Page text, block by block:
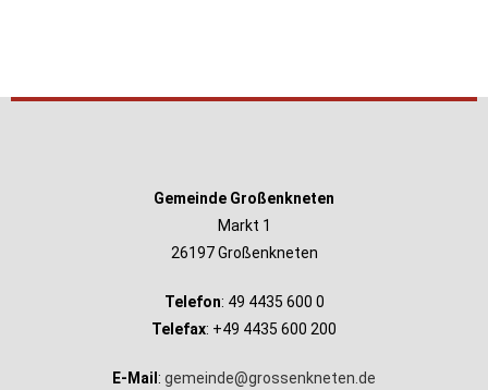
Gemeinde Großenkneten
Markt 1
26197 Großenkneten
Telefon: 49 4435 600 0
Telefax: +49 4435 600 200
E-Mail : gemeinde@grossenkneten.de